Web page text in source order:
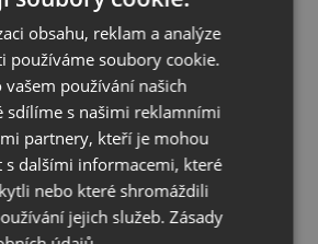
537+22
CB / EAC
50
250
obsahu, reklam a analýze
používáme soubory cookie.
vašem používání našich
sdílíme s našimi reklamními
partnery, kteří je mohou
s dalšími informacemi, které
nebo které shromáždili
jejich služeb.Zásady